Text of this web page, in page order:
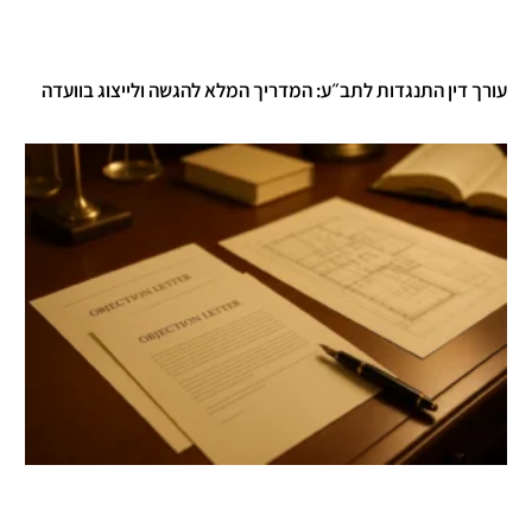
עורך דין התנגדות לתב״ע: המדריך המלא להגשה ולייצוג בוועדה